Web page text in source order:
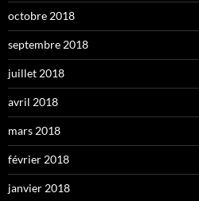
octobre 2018
septembre 2018
juillet 2018
avril 2018
mars 2018
février 2018
janvier 2018